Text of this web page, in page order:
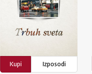
Kupi
Izposodi